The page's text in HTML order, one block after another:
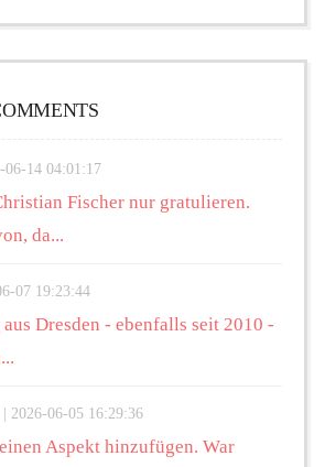
06-14 04:01:17
Fischer nur gratulieren.
da...
07 19:23:44
Dresden - ebenfalls seit 2010 -
2026-06-05 16:29:36
Aspekt hinzufügen. War